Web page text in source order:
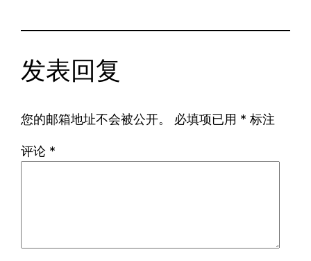
发表回复
您的邮箱地址不会被公开。 必填项已用 * 标注
评论 *